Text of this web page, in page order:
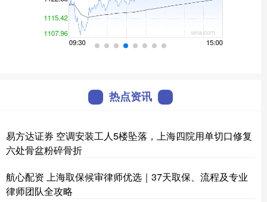
热点资讯
易方达证券 空调安装工人5楼坠落，上海四院用单切口修复
六处骨盆粉碎骨折
航心配资 上海取保候审律师优选｜37天取保、流程及专业
律师团队全攻略